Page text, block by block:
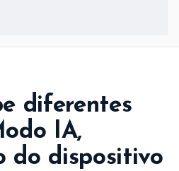
diferentes
IA,
do dispositivo